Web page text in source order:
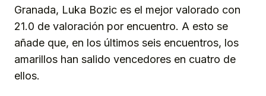
Granada, Luka Bozic es el mejor valorado con
21.0 de valoración por encuentro. A esto se
añade que, en los últimos seis encuentros, los
amarillos han salido vencedores en cuatro de
ellos.